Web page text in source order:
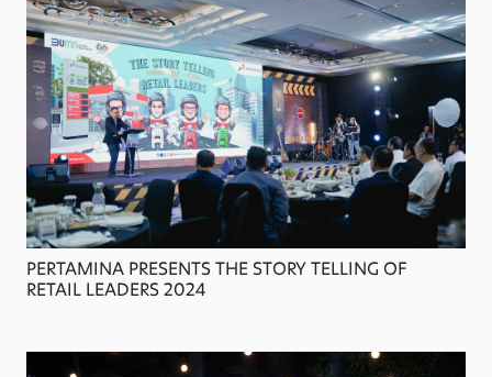
PERTAMINA PRESENTS THE STORY TELLING OF
RETAIL LEADERS 2024